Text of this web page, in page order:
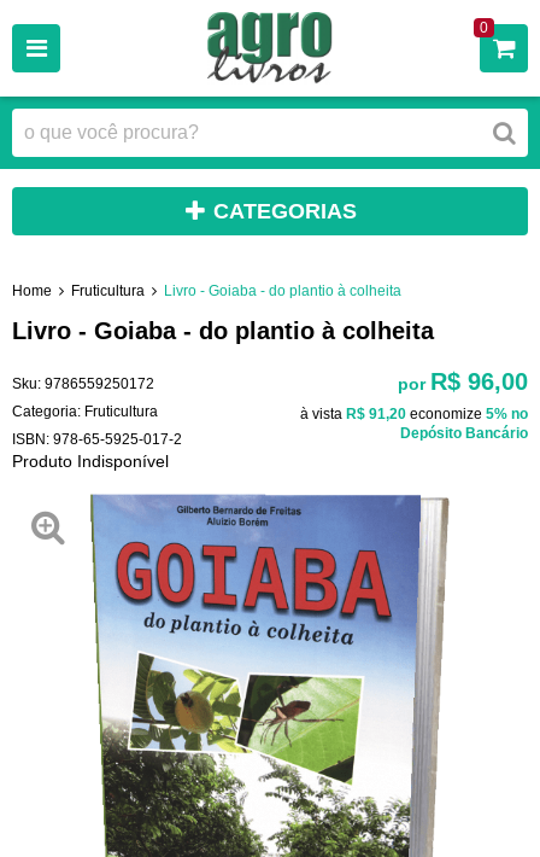
0
CATEGORIAS
Home Fruticultura Livro - Goiaba - do plantio à colheita
Livro - Goiaba - do plantio à colheita
Sku: 9786559250172
Categoria: Fruticultura
ISBN: 978-65-5925-017-2
Produto Indisponível
por R$ 96,00
à vista R$ 91,20 economize 5% no
Depósito Bancário